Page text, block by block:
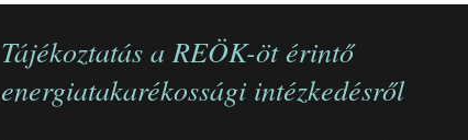
Tájékoztatás a REÖK-öt érintő
energiatakarékossági intézkedésről